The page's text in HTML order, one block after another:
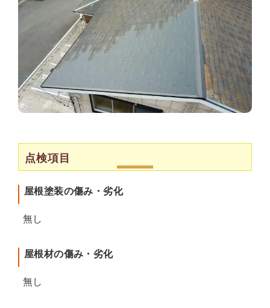
点検項目
屋根塗装の傷み・劣化
無し
屋根材の傷み・劣化
無し